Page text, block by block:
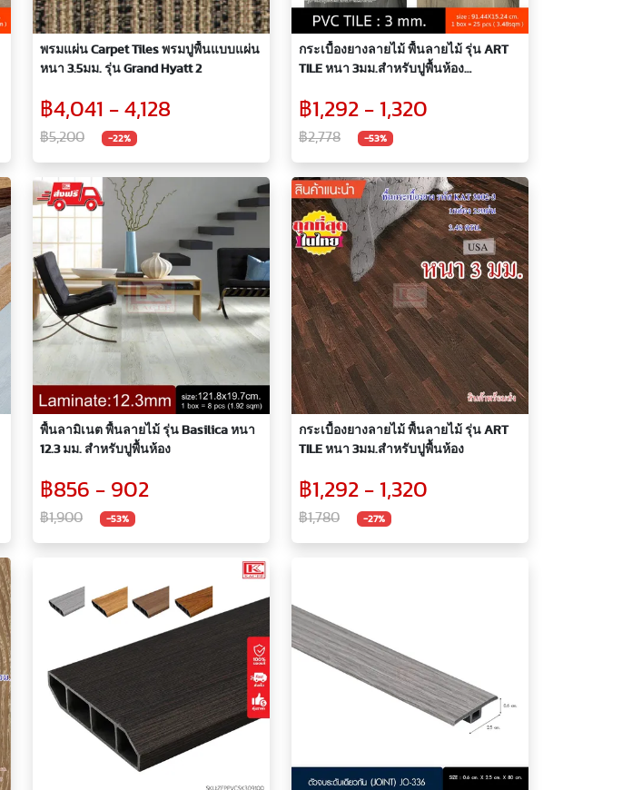
พรมแผ่น Carpet Tiles พรมปูพื้นแบบแผ่น
หนา 3.5มม. รุ่น Grand Hyatt 2
฿4,041 - 4,128
฿5,200 -22%
กระเบื้องยางลายไม้ พื้นลายไม้ รุ่น ART
TILE หนา 3มม.สำหรับปูพื้นห้อง
฿1,292 - 1,320
฿2,778 -53%
พื้นลามิเนต พื้นลายไม้ รุ่น Basilica หนา
12.3 มม. สำหรับปูพื้นห้อง
฿856 - 902
฿1,900 -53%
กระเบื้องยางลายไม้ พื้นลายไม้ รุ่น ART
TILE หนา 3มม.สำหรับปูพื้นห้อง
฿1,292 - 1,320
฿1,780 -27%